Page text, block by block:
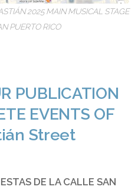
2025 MAIN MUSICAL STAGE
PUERTO RICO
PUBLICATION
EVENTS OF
Street
DE LA CALLE SAN